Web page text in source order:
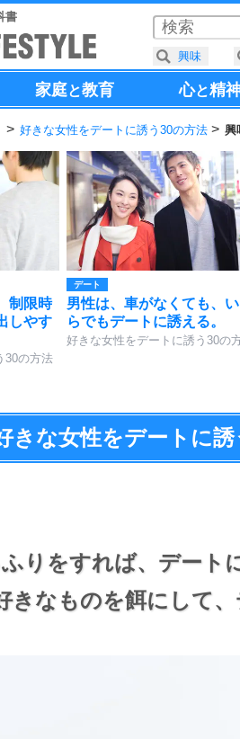
書
家庭と教育 心と精
好きな女性をデートに誘う30の方法 興
制限時
しやす
30の方法
デート
男性は、車がなくても、い
らでもデートに誘える。
好きな女性をデートに誘う30の
きな女性をデートに誘
りをすれば、 デート
きなものを餌にして、
興味